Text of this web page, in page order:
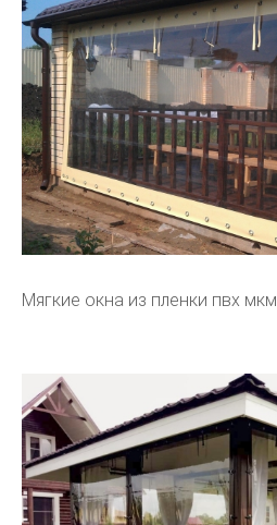
Мягкие окна из пленки пвх мкм